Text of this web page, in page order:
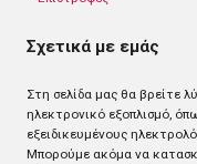
Σχετικά με εμάς
Στη σελίδα μας θα βρείτε
ηλεκτρονικό εξοπλισμό,
εξειδικευμένους
Mπορούμε ακόμα να